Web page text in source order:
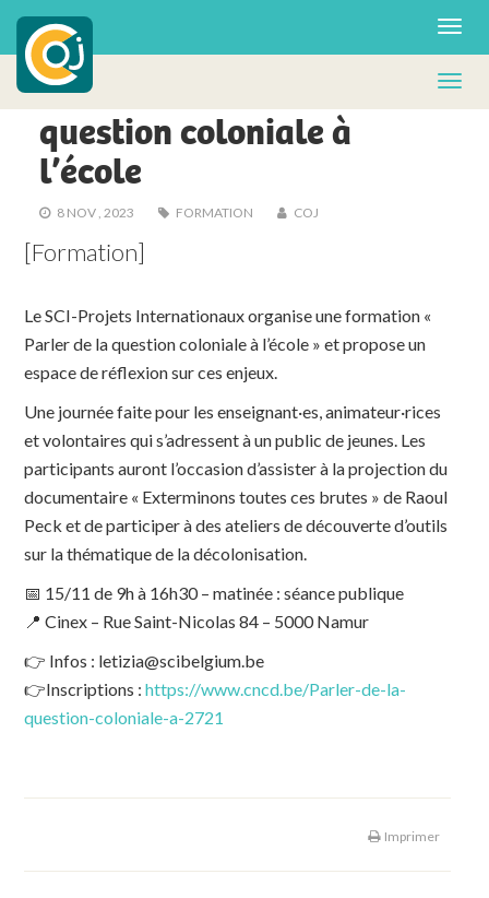
ACTUS - FA
Formation : Parler de la
question coloniale à
l’école
8 NOV , 2023 FORMATION COJ
[Formation]
LeSCI-Projets Internationauxorganise une formation «
Parler de la question coloniale à l’école » et propose un
espace de réflexion sur ces enjeux.
Une journée faite pour les enseignant·es, animateur·rices
et volontaires qui s’adressent à un public de jeunes. Les
participants auront l’occasion d’assister à la projection du
documentaire « Exterminons toutes ces brutes » de Raoul
Peck et de participer à des ateliers de découverte d’outils
sur la thématique de la décolonisation.
📅 15/11 de 9h à 16h30 – matinée : séance publique
📍 Cinex – Rue Saint-Nicolas 84 – 5000 Namur
👉 Infos : letizia@scibelgium.be
👉Inscriptions :https://www.cncd.be/Parler-de-la-
question-coloniale-a-2721
Imprimer